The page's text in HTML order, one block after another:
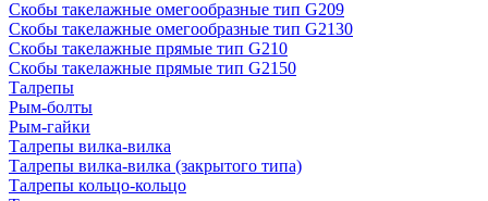
Скобы такелажные омегообразные тип G209
Скобы такелажные омегообразные тип G2130
Скобы такелажные прямые тип G210
Скобы такелажные прямые тип G2150
Талрепы
Рым-болты
Рым-гайки
Талрепы вилка-вилка
Талрепы вилка-вилка (закрытого типа)
Талрепы кольцо-кольцо